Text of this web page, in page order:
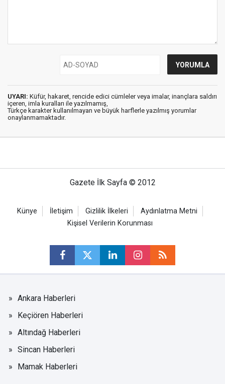
UYARI: Küfür, hakaret, rencide edici cümleler veya imalar, inançlara saldırı
içeren, imla kuralları ile yazılmamış,
Türkçe karakter kullanılmayan ve büyük harflerle yazılmış yorumlar
onaylanmamaktadır.
Gazete İlk Sayfa © 2012
Künye İletişim Gizlilik İlkeleri
Aydınlatma Metni
Kişisel Verilerin Korunması
Ankara Haberleri
Keçiören Haberleri
Altındağ Haberleri
Sincan Haberleri
Mamak Haberleri